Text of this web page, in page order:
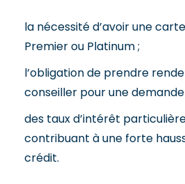
la nécessité d’avoir une
Premier ou Platinum ;
l’obligation de prendre
conseiller pour une
des taux d’intérêt
contribuant à une forte
crédit.